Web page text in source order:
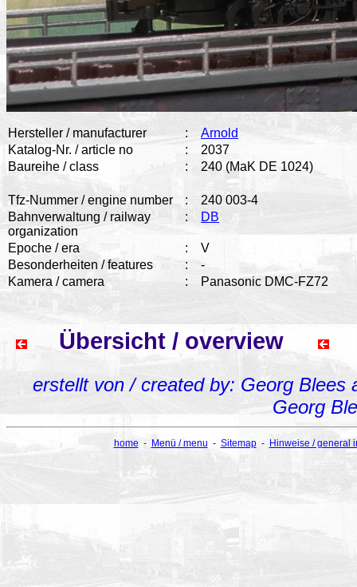
Hersteller / manufacturer :
Arnold
Katalog-Nr. / article no
:
2037
Baureihe / class
: 240 (MaK DE 1024)
Tfz-Nummer / engine number :
240 003-4
Bahnverwaltung / railway
organization
: DB
Epoche / era :
V
Besonderheiten / features
:
-
Kamera / camera
: Panasonic DMC-FZ72
Übersicht / overview
erstellt von / created by: Georg Blees
Georg
home- Menü / menu - Sitemap- Hinweise / general